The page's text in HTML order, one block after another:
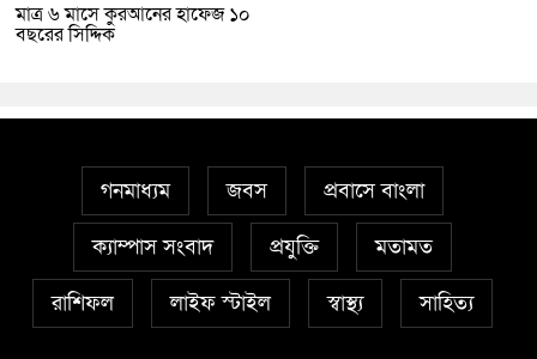
মাত্র ৬ মাসে কুরআনের হাফেজ ১০
বছরের সিদ্দিক
গনমাধ্যম জবস প্রবাসে বাংলা
ক্যাম্পাস সংবাদ প্রযুক্তি মতামত
রাশিফল লাইফ স্টাইল স্বাস্থ্য সাহিত্য